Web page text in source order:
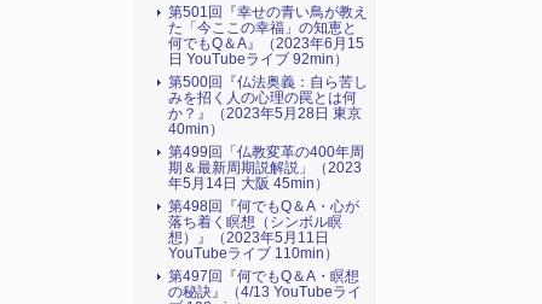
第501回『幸せの青い鳥が教え
た「今ここの幸福」の知恵と
何でもQ＆A』（2023年6月15
日 YouTubeライブ 92min）
第500回『仏法奥義：自ら苦し
みを招く人の心理の罠とは何
か？』（2023年5月28日 東京
40min）
第499回「仏教変革の400年周
期＆最新周期説解説」（2023
年5月14日 大阪 45min）
第498回『何でもQ＆A・心が
落ち着く瞑想（シンボル瞑
想）』（2023年5月11日
YouTubeライブ 110min）
第497回『何でもQ＆A・瞑想
の秘訣』（4/13 YouTubeライ